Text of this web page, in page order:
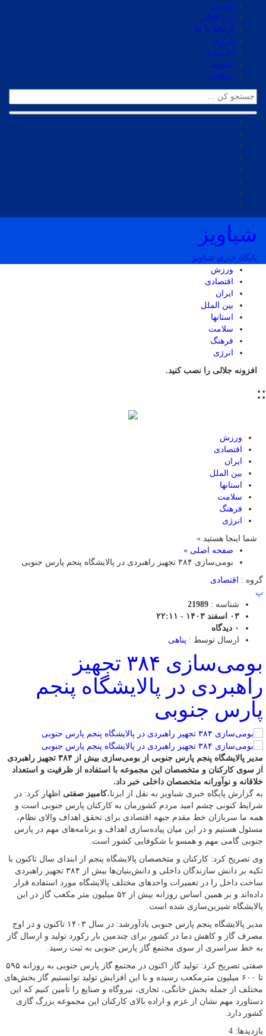
ورزش
بین الملل
ارتباط با ما
انرژی
اقتصادی
جامعه
مقالات
شباویز
پایگاه خبری شباویز
ورزش
اقتصادی
ایران
بین الملل
استانها
سلامت
فرهنگ
انرژی
افزونه جلالی را نصب کنید.
::
ورزش
اقتصادی
ایران
بین الملل
استانها
سلامت
فرهنگ
انرژی
شما اینجا هستید »
صفحه اصلی »
بومی‌سازی ۳۸۴ تجهیز راهبردی در پالایشگاه پنجم پارس جنوبی
گروه :
اقتصادی
پ
شناسه : 21989
۰۳ اسفند ۱۴۰۳ - ۲۲:۱۱
۰ دیدگاه
ارسال توسط : پناهی
بومی‌سازی ۳۸۴ تجهیز
راهبردی در پالایشگاه پنجم
پارس جنوبی
مدیر پالایشگاه پنجم‌ پارس جنوبی از بومی‌سازی بیش از ۳۸۴ تجهیز راهبردی
از سوی کارکنان و متخصصان این مجموعه با استفاده از ظرفیت و استعداد
خلاقانه و نوآورانه متخصصان داخلی خبر داد.
به گزارش پایگاه خبری شباویز به نقل از ایرنا،کامبیز صفتی اظهار کرد: در
شرایط کنونی چشم امید مردم کشورمان به کارکنان پارس جنوبی است و
همه ما سربازان خط مقدم جبهه اقتصادی برای تحقق اهداف والای نظام،
مسئول هستیم و در این میان پیاده‌سازی اهداف و برنامه‌های مهم در پارس
جنوبی گامی مهم و همسو با شکوفایی کشور است.
وی تصریح کرد: کارکنان و متخصصان پالایشگاه پنجم از ابتدای سال تاکنون با
تکیه بر دانش سازندگان داخلی و دانش‌بنیان‌ها بیش از ۳۸۴ تجهیز راهبردی
ساخت داخل را در تعمیرات واحدهای مختلف پالایشگاه مورد استفاده قرار
داده‌اند و بر همین اساس روزانه بیش‌ از ۵۲ میلیون متر مکعب گاز در این
پالایشگاه شیرین‌سازی شده است.
مدیر پالایشگاه پنجم‌ پارس جنوبی یادآورشد: در سال ۱۴۰۳ تاکنون و در اوج
مصرف گاز و کاهش دما در کشور برای چندمین بار رکورد تولید و ارسال گاز
به خط سراسری از سوی مجتمع گاز پارس جنوبی به ثبت رسید.
صفتی تصریح کرد: تولید گاز اکنون در مجتمع گاز پارس جنوبی به روزانه ۵۹۵
تا ۶۰۰ میلیون مترمکعب رسیده و با این افزایش تولید توانستیم گاز بخش‌های
مختلف از جمله بخش خانگی، تجاری، نیروگاه و صنایع را تأمین کنیم که این
دستاورد مهم نشان از عزم و اراده بالای کارکنان این مجموعه بزرگ گازی
کشور دارد.
بازدیدها: 4